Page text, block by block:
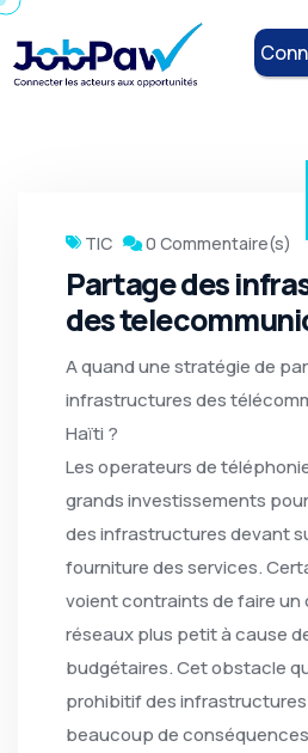
TIC
0 Commentaire(s)
Partage des
des
A quand une stratégie de
infrastructures des
Haïti ?
Les operateurs de
grands investissements
des infrastructures devant
fourniture des services.
voient contraints de faire un
réseaux plus petit à cause
budgétaires. Cet obstacle
prohibitif des
beaucoup de